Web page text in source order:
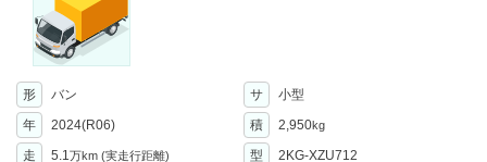
形 バン サ
小型
年
2024(R06) 積 2,950kg
走 5.1万km (実走行距離) 型
2KG-XZU712